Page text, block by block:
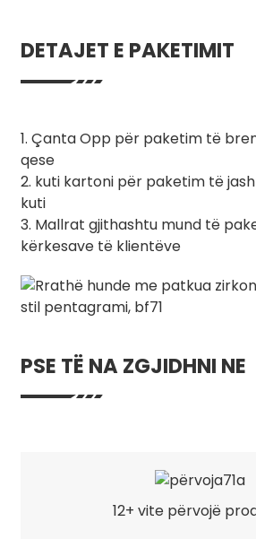
DETAJET E PAKETIMIT
1. Çanta Opp për paketim të
qese
2. kuti kartoni për paketim të
kuti
3. Mallrat gjithashtu mund të
kërkesave të klientëve
PSE TË NA ZGJIDHNI NE
12+ vite përvojë